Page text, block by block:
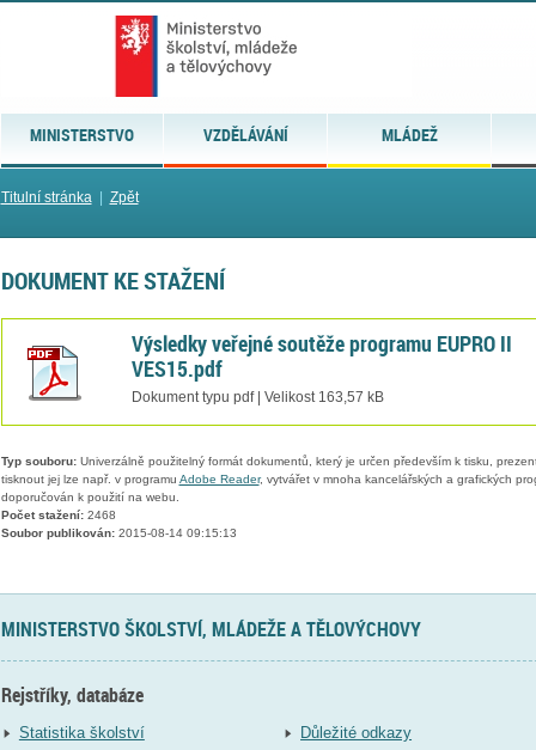
MINISTERSTVO VZDĚLÁVÁNÍ MLÁDEŽ
Titulní stránka| Zpět
DOKUMENT KE STAŽENÍ
Výsledky veřejné soutěže programu EUPRO II
VES15.pdf
Dokument typu pdf | Velikost 163,57 kB
Typ souboru:Univerzálně použitelný formát dokumentů, který je určen především k tisku,
tisknout jej lze např. v programu Adobe Reader, vytvářet v mnoha kancelářských a grafických
doporučován k použití na webu.
Počet stažení:2468
Soubor publikován:2015-08-14 09:15:13
MINISTERSTVO ŠKOLSTVÍ, MLÁDEŽE A TĚLOVÝCHOVY
Rejstříky, databáze
Statistika školství
Důležité odkazy